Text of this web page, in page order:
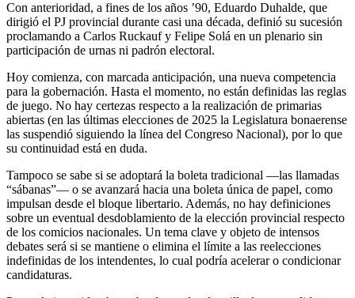
Con anterioridad, a fines de los años ’90, Eduardo Duhalde, que
dirigió el PJ provincial durante casi una década, definió su sucesión
proclamando a Carlos Ruckauf y Felipe Solá en un plenario sin
participación de urnas ni padrón electoral.
Hoy comienza, con marcada anticipación, una nueva competencia
para la gobernación. Hasta el momento, no están definidas las reglas
de juego. No hay certezas respecto a la realización de primarias
abiertas (en las últimas elecciones de 2025 la Legislatura bonaerense
las suspendió siguiendo la línea del Congreso Nacional), por lo que
su continuidad está en duda.
Tampoco se sabe si se adoptará la boleta tradicional —las llamadas
“sábanas”— o se avanzará hacia una boleta única de papel, como
impulsan desde el bloque libertario. Además, no hay definiciones
sobre un eventual desdoblamiento de la elección provincial respecto
de los comicios nacionales. Un tema clave y objeto de intensos
debates será si se mantiene o elimina el límite a las reelecciones
indefinidas de los intendentes, lo cual podría acelerar o condicionar
candidaturas.